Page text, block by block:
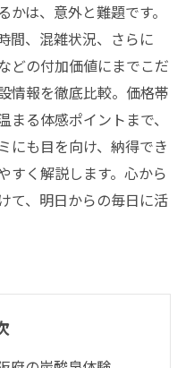
は、意外と難題です。
間、混雑状況、さらに
どの付加価値にまでこだ
情報を徹底比較。価格帯
る体感ポイントまで、
にも目を向け、納得でき
すく解説します。心から
て、明日からの毎日に活